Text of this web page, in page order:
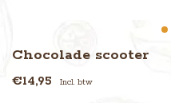
Chocolade scooter
€14,95 Incl. btw